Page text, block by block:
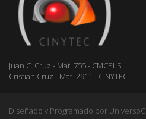
Juan C. Cruz - Mat. 755 - CMCPLS
Cristian Cruz - Mat. 2911 - CINYTEC
Diseñado y Programado por